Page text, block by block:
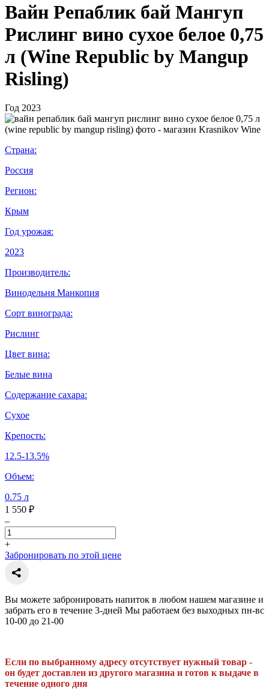
Вайн Репаблик бай Мангуп
Рислинг вино сухое белое 0,75
л (Wine Republic by Mangup
Risling)
Год 2023
Страна:
Россия
Регион:
Крым
Год урожая:
2023
Производитель:
Винодельня Манкопия
Сорт винограда:
Рислинг
Цвет вина:
Белые вина
Содержание сахара:
Сухое
Крепость:
12.5-13.5%
Объем:
0.75 л
1 550 ₽
–
+
Забронировать по этой цене
Вы можете забронировать напиток в любом нашем магазине и
забрать его в течение 3-дней Мы работаем без выходных пн-вс
10-00 до 21-00
Если по выбранному адресу отсутствует нужный товар -
он будет доставлен из другого магазина и готов к выдаче в
течение одного дня